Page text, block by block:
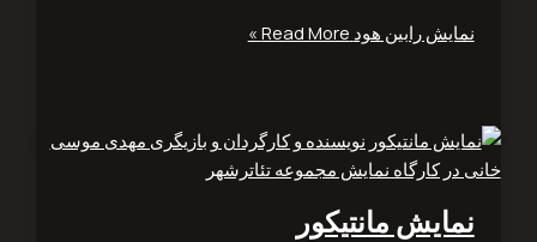
رابین هودRead More »
مانتیکور